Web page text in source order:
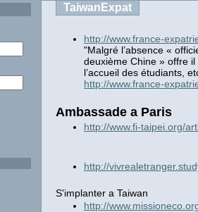
TaiwanExpat
http://www.france-
"Malgré l’absence «
deuxième Chine » offre il
l’accueil des étudiants,
http://www.france-
Ambassade a Paris
http://www.fi-taipei.org/
http://
S'implanter a Taiwan
http://